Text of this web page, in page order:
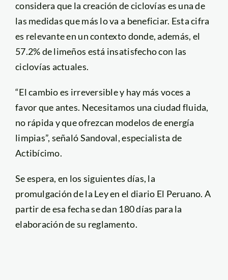
considera que la creación de ciclovías es una de
las medidas que más lo va a beneficiar. Esta cifra
es relevante en un contexto donde, además, el
57.2% de limeños está insatisfecho con las
ciclovías actuales.
“El cambio es irreversible y hay más voces a
favor que antes. Necesitamos una ciudad fluida,
no rápida y que ofrezcan modelos de energía
limpias”, señaló Sandoval, especialista de
Actibícimo.
Se espera, en los siguientes días, la
promulgación de la Ley en el diario El Peruano. A
partir de esa fecha se dan 180 días para la
elaboración de su reglamento.